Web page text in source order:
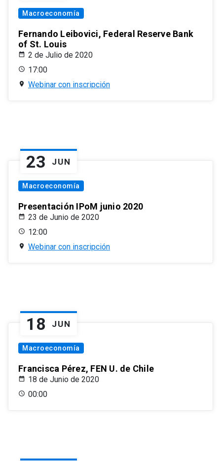
Macroeconomía
Fernando Leibovici, Federal Reserve Bank
of St. Louis
2 de Julio de 2020
17:00
Webinar con inscripción
23 JUN
Macroeconomía
Presentación IPoM junio 2020
23 de Junio de 2020
12:00
Webinar con inscripción
18 JUN
Macroeconomía
Francisca Pérez, FEN U. de Chile
18 de Junio de 2020
00:00